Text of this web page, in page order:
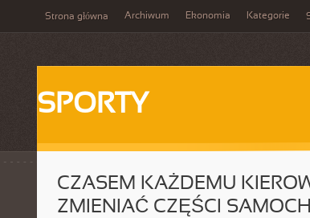
Strona główna Archiwum Ekonomia Kategorie
SPORTY
CZASEM KAŻDEMU
ZMIENIAĆ CZĘŚCI